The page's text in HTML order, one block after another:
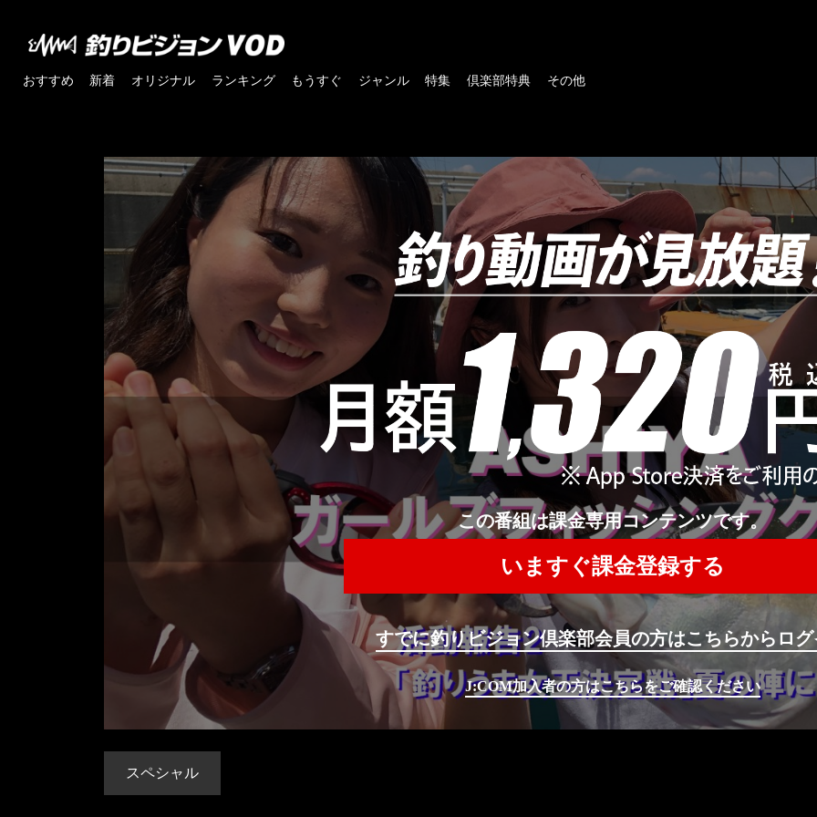
おすすめ 新着 オリジナル ランキング もうすぐ ジャンル 特集 倶楽部特典 その他
この番組は課金専用コンテンツです。
いますぐ課金登録する
すでに釣りビジョン倶楽部会員の方はこちらからロ
J:COM加入者の方はこちらをご確認ください
スペシャル